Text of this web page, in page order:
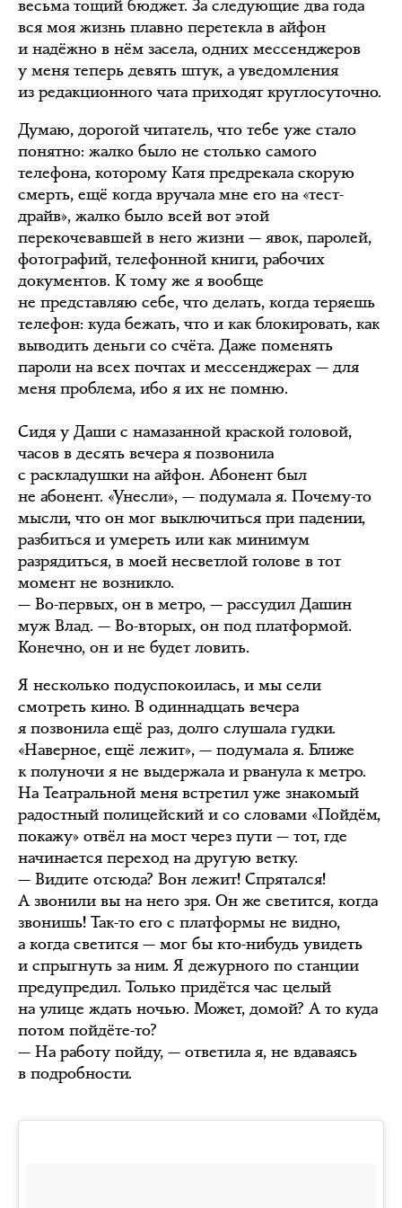
весьма тощий бюджет. За следующие два года
вся моя жизнь плавно перетекла в айфон
и надёжно в нём засела, одних мессенджеров
у меня теперь девять штук, а уведомления
из редакционного чата приходят круглосуточно.
Думаю, дорогой читатель, что тебе уже стало
понятно: жалко было не столько самого
телефона, которому Катя предрекала скорую
смерть, ещё когда вручала мне его на «тест-
драйв», жалко было всей вот этой
перекочевавшей в него жизни — явок, паролей,
фотографий, телефонной книги, рабочих
документов. К тому же я вообще
не представляю себе, что делать, когда теряешь
телефон: куда бежать, что и как блокировать, как
выводить деньги со счёта. Даже поменять
пароли на всех почтах и мессенджерах — для
меня проблема, ибо я их не помню.
Сидя у Даши с намазанной краской головой,
часов в десять вечера я позвонила
с раскладушки на айфон. Абонент был
не абонент. «Унесли», — подумала я. Почему-то
мысли, что он мог выключиться при падении,
разбиться и умереть или как минимум
разрядиться, в моей несветлой голове в тот
момент не возникло.
— Во-первых, он в метро, — рассудил Дашин
муж Влад. — Во-вторых, он под платформой.
Конечно, он и не будет ловить.
Я несколько подуспокоилась, и мы сели
смотреть кино. В одиннадцать вечера
я позвонила ещё раз, долго слушала гудки.
«Наверное, ещё лежит», — подумала я. Ближе
к полуночи я не выдержала и рванула к метро.
На Театральной меня встретил уже знакомый
радостный полицейский и со словами «Пойдём,
покажу» отвёл на мост через пути — тот, где
начинается переход на другую ветку.
— Видите отсюда? Вон лежит! Спрятался!
А звонили вы на него зря. Он же светится, когда
звонишь! Так-то его с платформы не видно,
а когда светится — мог бы кто-нибудь увидеть
и спрыгнуть за ним. Я дежурного по станции
предупредил. Только придётся час целый
на улице ждать ночью. Может, домой? А то куда
потом пойдёте-то?
— На работу пойду, — ответила я, не вдаваясь
в подробности.